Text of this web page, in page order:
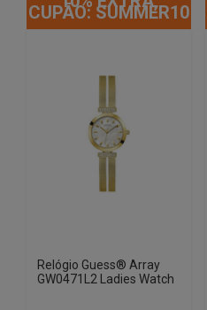
CUPÃO: SUMMER10
Relógio Guess® Array
GW0471L2 Ladies Watch